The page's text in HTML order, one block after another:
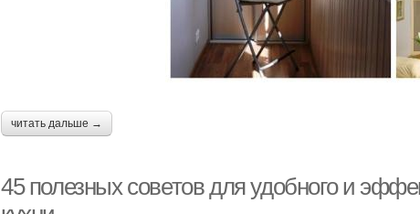
читать дальше →
45 полезных советов для удобного и